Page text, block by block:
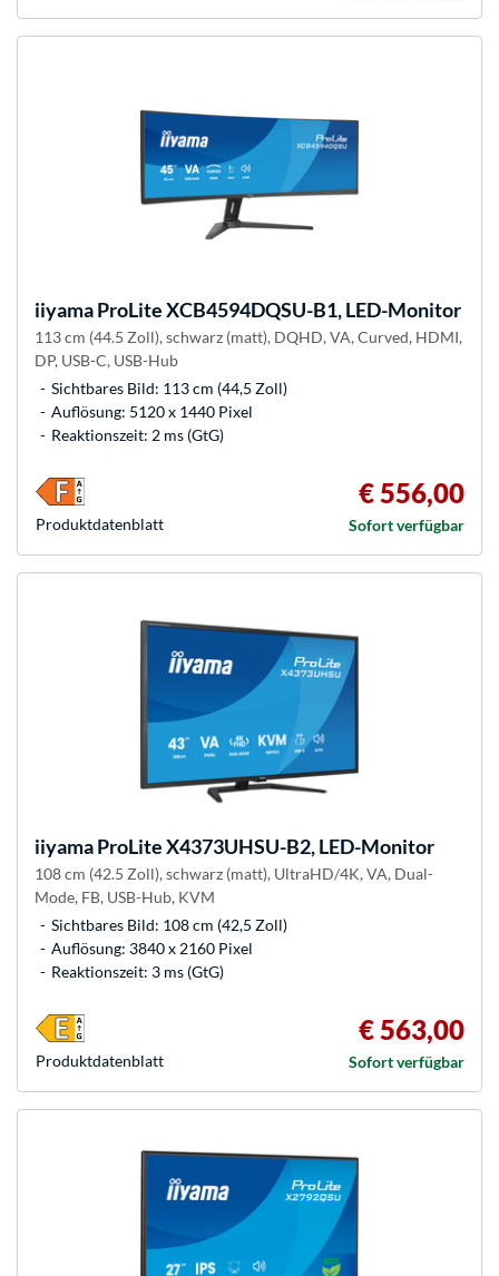
iiyamaProLite XCB4594DQSU-B1, LED-Monitor
113 cm (44.5 Zoll), schwarz (matt), DQHD, VA, Curved, HDMI,
DP, USB-C, USB-Hub
Sichtbares Bild: 113 cm (44,5 Zoll)
Auflösung: 5120 x 1440 Pixel
Reaktionszeit: 2 ms (GtG)
€ 556,00
Sofort verfügbar
Produkt­datenblatt
iiyamaProLite X4373UHSU-B2, LED-Monitor
108 cm (42.5 Zoll), schwarz (matt), UltraHD/4K, VA, Dual-
Mode, FB, USB-Hub, KVM
Sichtbares Bild: 108 cm (42,5 Zoll)
Auflösung: 3840 x 2160 Pixel
Reaktionszeit: 3 ms (GtG)
€ 563,00
Sofort verfügbar
Produkt­datenblatt